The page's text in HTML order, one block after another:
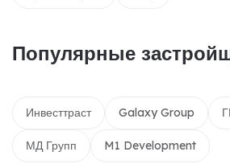
Популярные
Инвесттраст Galaxy Group
МД Групп M1 Development